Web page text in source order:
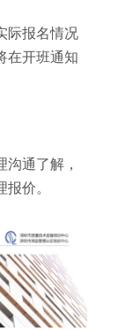
际报名情况
在开班通知
通了解，
价。